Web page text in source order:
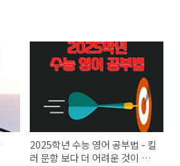
2025학년 수능 영어 공부법 - 킬
러 문항 보다 더 어려운 것이 온